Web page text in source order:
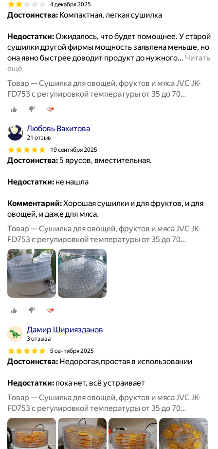
4 декабря 2025
Достоинства: Компактная, легкая сушилка
Недостатки:Ожидалось, что будет помощнее. У старой
сушилки другой фирмы мощность заявлена меньше, но
она явно быстрее доводит продукт до нужного… Читать
ещё
Товар — Сушилка для овощей, фруктов и мяса JVC JK-
FD753 с регулировкой температуры от 35 до 70
градусов, 5 прозрачных поддонов, 380 Вт
Любовь Вахитова
21 отзыв
19 сентября 2025
Достоинства:5 ярусов, вместительная.
Недостатки: не нашла
Комментарий:Хорошая сушилки и для фруктов, и для
овощей, и даже для мяса.
Товар — Сушилка для овощей, фруктов и мяса JVC JK-
FD753 с регулировкой температуры от 35 до 70
градусов, 5 прозрачных поддонов, 380 Вт
Дамир Шириязданов
3 отзыва
5 сентября 2025
Достоинства: Недорогая,простая в использовании
Недостатки: пока нет, всё устраивает
Товар — Сушилка для овощей, фруктов и мяса JVC JK-
FD753 с регулировкой температуры от 35 до 70
градусов, 5 прозрачных поддонов, 380 Вт